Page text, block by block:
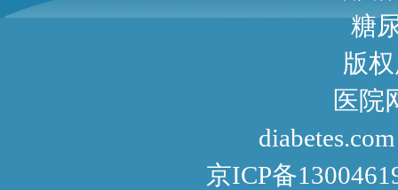
糖尿病咨询
版
医院网址： http://
京ICP备